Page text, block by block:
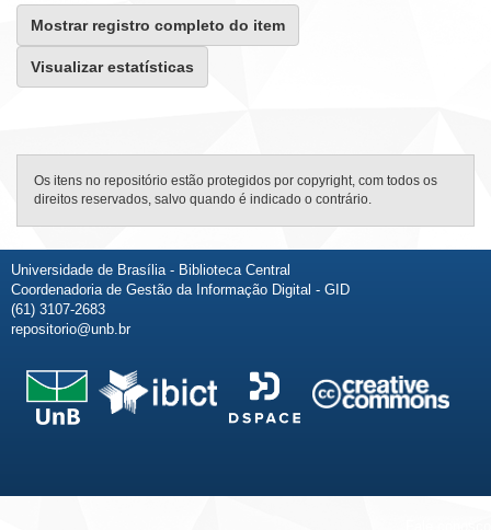
Mostrar registro completo do item
Visualizar estatísticas
Os itens no repositório estão protegidos por copyright, com todos os
direitos reservados, salvo quando é indicado o contrário.
Universidade de Brasília - Biblioteca Central
Coordenadoria de Gestão da Informação Digital - GID
(61) 3107-2683
repositorio@unb.br